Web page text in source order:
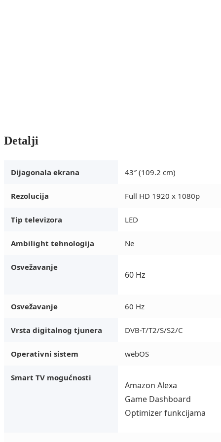
Detalji
Dijagonala ekrana 43″ (109.2 cm)
Rezolucija Full HD 1920 x 1080p
Tip televizora LED
Ambilight tehnologija Ne
Osvežavanje
60 Hz
Osvežavanje 60 Hz
Vrsta digitalnog tjunera DVB-T/T2/S/S2/C
Operativni sistem webOS
Smart TV mogućnosti
Amazon Alexa
Game Dashboard
Optimizer funkcijama